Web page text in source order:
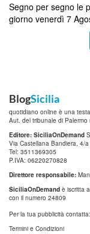
Segno per segno le
giorno venerdì 7
BlogSicilia
quotidiano online è una
Aut. del tribunale di
Editore: SiciliaOnDemand
Via Castellana Bandiera, 4/a
Tel: 3511369305
P.IVA: 06220270828
Direttore responsabile:
SiciliaOnDemand è iscritta
con il numero 24809
Per la tua pubblicità contatta:
Termini e Condizioni